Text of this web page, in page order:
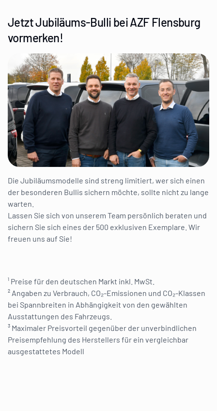
Jetzt Jubiläums-Bulli bei AZF Flensburg
vormerken!
Die Jubiläumsmodelle sind streng limitiert, wer sich einen
der besonderen Bullis sichern möchte, sollte nicht zu lange
warten.
Lassen Sie sich von unserem Team persönlich beraten und
sichern Sie sich eines der 500 exklusiven Exemplare. Wir
freuen uns auf Sie!
¹ Preise für den deutschen Markt inkl. MwSt.
² Angaben zu Verbrauch, CO₂-Emissionen und CO₂-Klassen
bei Spannbreiten in Abhängigkeit von den gewählten
Ausstattungen des Fahrzeugs.
³ Maximaler Preisvorteil gegenüber der unverbindlichen
Preisempfehlung des Herstellers für ein vergleichbar
ausgestattetes Modell